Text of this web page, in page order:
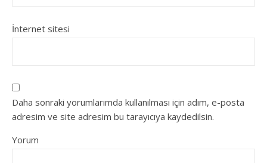
İnternet sitesi
Daha sonraki yorumlarımda kullanılması için adım, e-posta
adresim ve site adresim bu tarayıcıya kaydedilsin.
Yorum